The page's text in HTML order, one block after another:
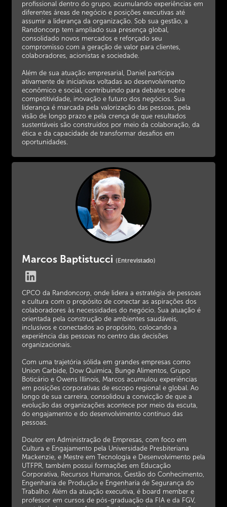
profissional dentro do grupo, acumulando experiências em
diferentes áreas de negócio e posições executivas até
assumir a liderança da organização. Sob sua gestão, a
Randoncorp tem ampliado sua presença global,
consolidado novos mercados e reforçado seu
compromisso com a geração de valor para clientes,
colaboradores, acionistas e sociedade.
Além de sua atuação empresarial, Daniel participa
ativamente de iniciativas voltadas ao desenvolvimento
econômico e social, contribuindo para debates sobre
competitividade, inovação e futuro dos negócios. Sua
liderança é marcada pela valorização das pessoas, pela
visão de longo prazo e pela crença de que resultados
sustentáveis são construídos por meio da colaboração, da
ética e da capacidade de transformar desafios em
oportunidades.
Marcos Baptistucci (Entrevistado)
CPCO da Randoncorp, onde lidera a estratégia de pessoas
e cultura com o propósito de conectar as aspirações dos
colaboradores às necessidades do negócio. Sua atuação é
orientada pela construção de ambientes saudáveis,
inclusivos e conectados ao propósito, colocando a
experiência das pessoas no centro das decisões
organizacionais.
Com uma trajetória sólida em grandes empresas como
Union Carbide, Dow Química, Bunge Alimentos, Grupo
Boticário e Owens Illinois, Marcos acumulou experiências
em posições corporativas de escopo regional e global. Ao
longo de sua carreira, consolidou a convicção de que a
evolução das organizações acontece por meio da escuta,
do engajamento e do desenvolvimento contínuo das
pessoas.
Doutor em Administração de Empresas, com foco em
Cultura e Engajamento pela Universidade Presbiteriana
Mackenzie, e Mestre em Tecnologia e Desenvolvimento pela
UTFPR, também possui formações em Educação
Corporativa, Recursos Humanos, Gestão do Conhecimento,
Engenharia de Produção e Engenharia de Segurança do
Trabalho. Além da atuação executiva, é board member e
professor em cursos de pós-graduação da FIA e da FGV,